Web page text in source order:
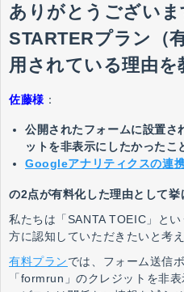
ありがとうございま
STARTERプラン（
用されている理由を
佐藤様：
公開されたフォームに設置
ットを非表示にしたかったこ
Googleアナリティクスの連
の2点が有料化した理由として挙
私たちは「SANTA TOEIC」と
方に認知していただきたいと考え
有料プランでは、フォーム送信
「formrun」のクレジットを非